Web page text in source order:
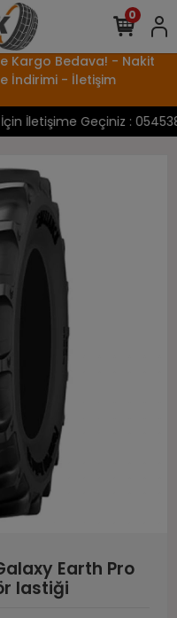
Kargo Bedava! - Nakit
İndirimi - İletişim
İletişime Geçiniz :
0
Earth Pro
lastiği